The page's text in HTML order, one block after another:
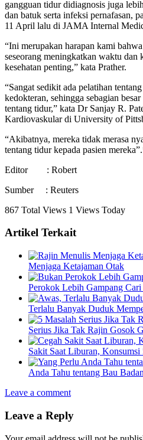
gangguan tidur didiagnosis juga
dan batuk serta infeksi pernafasan,
11 April lalu di JAMA Internal
“Ini merupakan harapan kami
seseorang meningkatkan waktu dan
kesehatan penting,” kata Prather.
“Sangat sedikit ada pelatihan
kedokteran, sehingga sebagian
tentang tidur,” kata Dr Sanjay R.
Kardiovaskular di University of
“Akibatnya, mereka tidak merasa
tentang tidur kepada pasien
Editor : Robert
Sumber : Reuters
867 Total Views 1 Views Today
Artikel Terkait
Menjaga Ketajaman Otak
Perokok Lebih Gampang Cari
Terlalu Banyak Duduk
Serius Jika Tak Rajin Gosok
Sakit Saat Liburan,
Anda Tahu tentang Bau Badan
Leave a comment
Leave a Reply